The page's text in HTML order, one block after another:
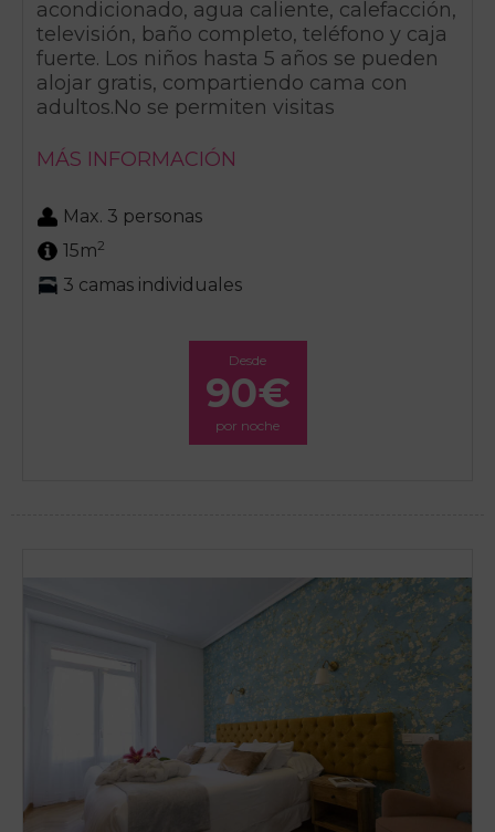
acondicionado, agua caliente, calefacción,
televisión, baño completo, teléfono y caja
fuerte. Los niños hasta 5 años se pueden
alojar gratis, compartiendo cama con
adultos.No se permiten visitas
MÁS INFORMACIÓN
Max. 3 personas
15m2
3 camas individuales
Desde
90€
por noche